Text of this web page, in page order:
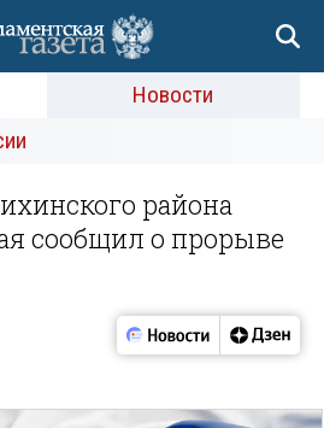
Новости
района
сообщил о прорыве